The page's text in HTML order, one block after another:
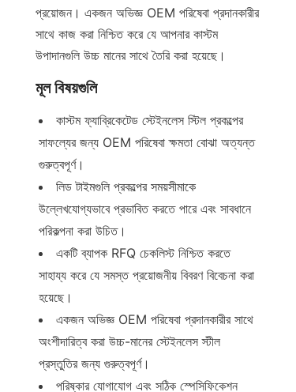
প্রয়োজন। একজন অভিজ্ঞ OEM পরিষেবা প্রদানকারীর
সাথে কাজ করা নিশ্চিত করে যে আপনার কাস্টম
উপাদানগুলি উচ্চ মানের সাথে তৈরি করা হয়েছে।
মূল বিষয়গুলি
কাস্টম ফ্যাব্রিকেটেড স্টেইনলেস স্টিল প্রকল্পের
সাফল্যের জন্য OEM পরিষেবা ক্ষমতা বোঝা অত্যন্ত
গুরুত্বপূর্ণ।
লিড টাইমগুলি প্রকল্পের সময়সীমাকে
উল্লেখযোগ্যভাবে প্রভাবিত করতে পারে এবং সাবধানে
পরিকল্পনা করা উচিত।
একটি ব্যাপক RFQ চেকলিস্ট নিশ্চিত করতে
সাহায্য করে যে সমস্ত প্রয়োজনীয় বিবরণ বিবেচনা করা
হয়েছে।
একজন অভিজ্ঞ OEM পরিষেবা প্রদানকারীর সাথে
অংশীদারিত্ব করা উচ্চ-মানের স্টেইনলেস স্টীল
প্রস্তুতির জন্য গুরুত্বপূর্ণ।
পরিষ্কার যোগাযোগ এবং সঠিক স্পেসিফিকেশন